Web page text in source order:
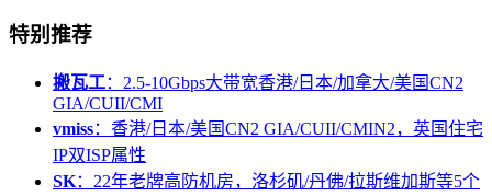
特别推荐
搬瓦工：2.5-10Gbps大带宽香港/日本/加拿大/美国CN2
GIA/CUII/CMI
vmiss：香港/日本/美国CN2 GIA/CUII/CMIN2，英国住宅
IP双ISP属性
SK：22年老牌高防机房，洛杉矶/丹佛/拉斯维加斯等5个